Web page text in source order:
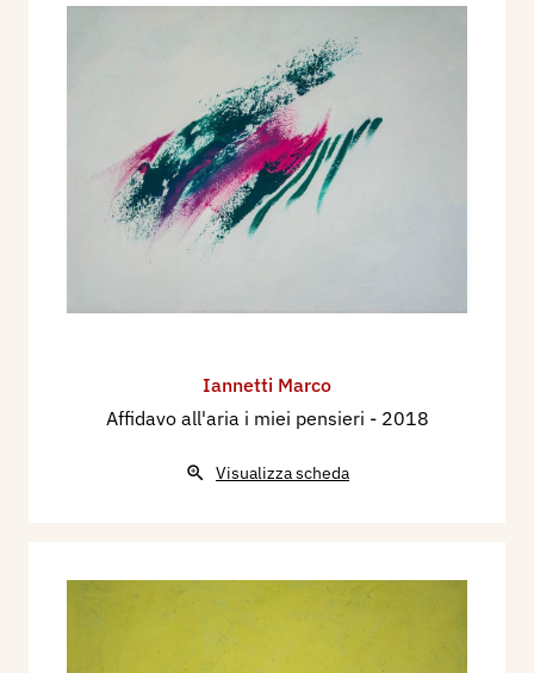
Iannetti Marco
Affidavo all'aria i miei pensieri - 2018
Visualizza scheda